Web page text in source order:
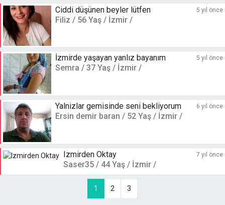
5 yıl önce
Ciddi düşünen beyler lütfen
Filiz / 56 Yaş / İzmir /
5 yıl önce
İzmirde yaşayan yanlız bayanım
Semra / 37 Yaş / İzmir /
6 yıl önce
Yalnizlar gemisinde seni bekliyorum
Ersin demir baran / 52 Yaş / İzmir /
7 yıl önce
Izmirden Oktay
Saser35 / 44 Yaş / İzmir /
1 2 3